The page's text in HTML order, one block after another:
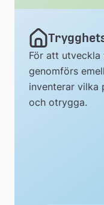
För att
genomförs
inventerar vilka
och otrygga.